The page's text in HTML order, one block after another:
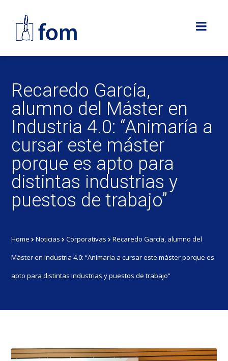
Recaredo García,
alumno del Máster en
Industria 4.0: “Animaría a
cursar este máster
porque es apto para
distintas industrias y
puestos de trabajo”
Home Noticias Corporativas
Recaredo García, alumno del
Máster en Industria 4.0: “Animaría a cursar este máster porque es
apto para distintas industrias y puestos de trabajo”